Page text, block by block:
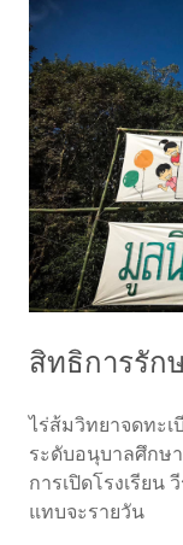
สิทธิการรัก
ไร่ส้มวิทยาจดทะเ
ระดับอนุบาลศึกษ
การเปิดโรงเรีย
แทบจะรายวัน